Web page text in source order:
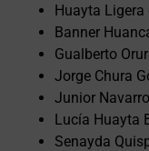
Huayta Ligera
Banner
Gualberto
Jorge Chura
Junior
Lucía Huayta
Senayda